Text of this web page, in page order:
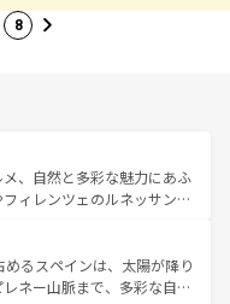
8
、自然と多彩な魅力にあふ
ィレンツェのルネッサンス
風景やアマルフィ海岸の絶
。観光の合間には、本場の
リア料理を堪能することも
るスペインは、太陽が降り
ネー山脈まで、多彩な自然